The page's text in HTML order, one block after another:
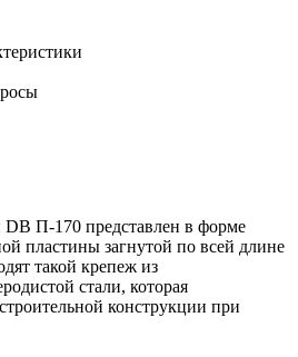
П-170 представлен в форме
пластины загнутой по всей длине
такой крепеж из
стали, которая
конструкции при